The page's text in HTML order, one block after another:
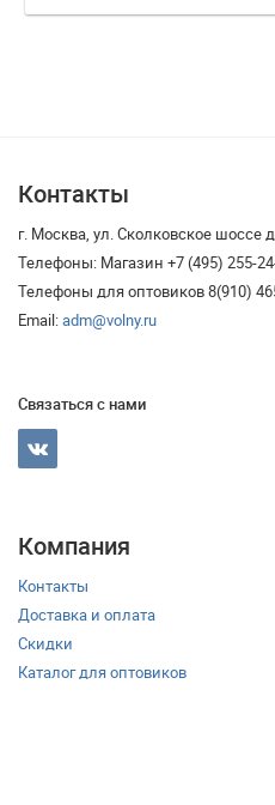
Контакты
г. Москва, ул. Сколковское шоссе
Телефоны: Магазин +7 (495) 255-
Телефоны для оптовиков 8(910)
Email:adm@volny.ru
Связаться с нами
Компания
Контакты
Доставка и оплата
Скидки
Каталог для оптовиков